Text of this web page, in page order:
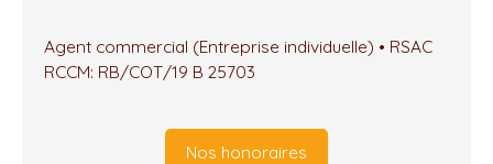
Agent commercial (Entreprise individuelle) • RSAC
RCCM: RB/COT/19 B 25703
Nos honoraires